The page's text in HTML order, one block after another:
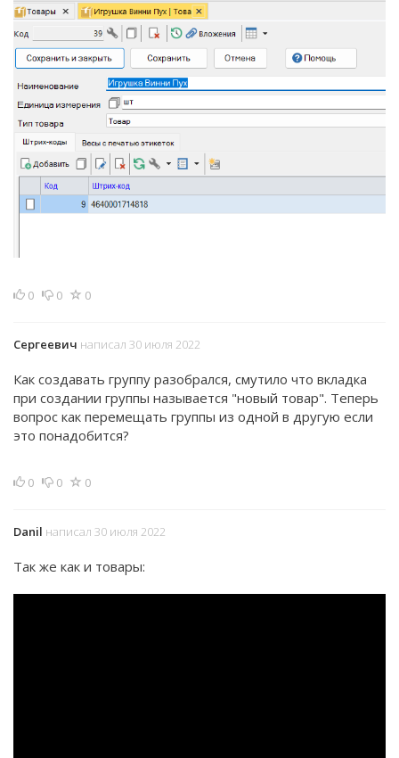
0 0 0
Сергеевич написал 30 июля 2022
Как создавать группу разобрался, смутило что вкладка
при создании группы называется "новый товар". Теперь
вопрос как перемещать группы из одной в другую если
это понадобится?
0 0 0
Danil написал 30 июля 2022
Так же как и товары: